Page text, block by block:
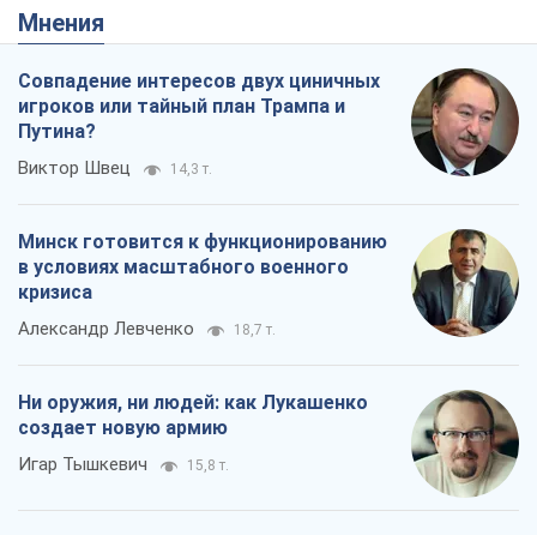
Мнения
Совпадение интересов двух циничных
игроков или тайный план Трампа и
Путина?
Виктор Швец 14,3 т.
Минск готовится к функционированию
в условиях масштабного военного
кризиса
Александр Левченко 18,7 т.
Ни оружия, ни людей: как Лукашенко
создает новую армию
Игар Тышкевич 15,8 т.